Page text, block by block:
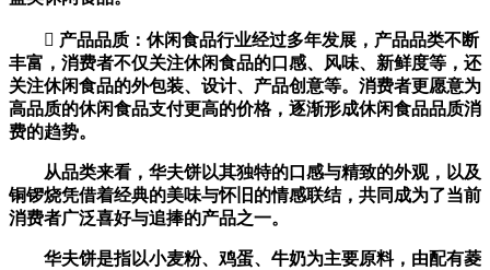
 产品品质：休闲食品行业经过多年发展，产品品类不断
丰富，消费者不仅关注休闲食品的口感、风味、新鲜度等，还
关注休闲食品的外包装、设计、产品创意等。消费者更愿意为
高品质的休闲食品支付更高的价格，逐渐形成休闲食品品质消
费的趋势。
从品类来看，华夫饼以其独特的口感与精致的外观，以及
铜锣烧凭借着经典的美味与怀旧的情感联结，共同成为了当前
消费者广泛喜好与追捧的产品之一。
华夫饼是指以小麦粉、鸡蛋、牛奶为主要原料，由配有菱